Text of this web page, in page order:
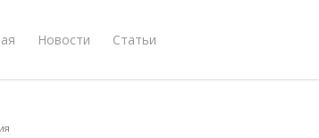
Новости Статьи